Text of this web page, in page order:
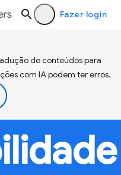
Fazer login
de conteúdos para
com IA podem ter erros.